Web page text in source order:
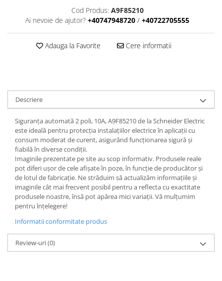
Cod Produs: A9F85210
Ai nevoie de ajutor? +40747948720 / +40722705555
Adauga la Favorite Cere informatii
Descriere
Siguranța automată 2 poli, 10A, A9F85210 de la Schneider Electric
este ideală pentru protecția instalațiilor electrice în aplicații cu
consum moderat de curent, asigurând funcționarea sigură și
fiabilă în diverse condiții.
Imaginile prezentate pe site au scop informativ. Produsele reale
pot diferi ușor de cele afișate în poze, în funcție de producător și
de lotul de fabricație. Ne străduim să actualizăm informațiile și
imaginile cât mai frecvent posibil pentru a reflecta cu exactitate
produsele noastre, însă pot apărea mici variații. Vă mulțumim
pentru înțelegere!
Informatii conformitate produs
Review-uri(0)